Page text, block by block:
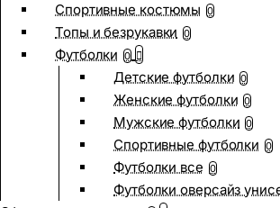
Спортивные костюмы 0
Топы и безрукавки 0
Футболки 0
Детские футболки 0
Женские футболки 0
Мужские футболки 0
Спортивные футболки 0
Футболки все 0
Футболки оверсайз